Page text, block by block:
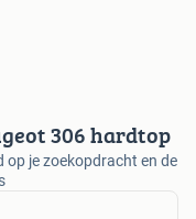
306 hardtop
op je zoekopdracht en de